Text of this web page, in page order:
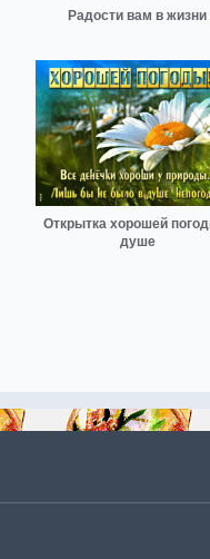
Радости вам в жизни
Открытка хорошей
душе